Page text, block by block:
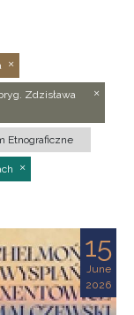
Zdzisława
Etnograficzne
15
June
2026